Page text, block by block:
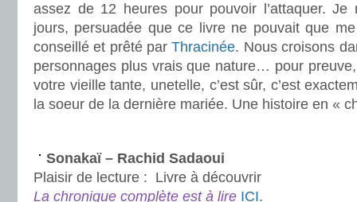
assez de 12 heures pour pouvoir l’attaquer. Je
jours, persuadée que ce livre ne pouvait que
conseillé et prêté parThracinée. Nous croisons
personnages plus vrais que nature… pour
votre vieille tante, unetelle, c’est sûr, c’est
la soeur de la dernière mariée. Une histoire en «
Sonakaï – Rachid Sadaoui
Plaisir de lecture : Livre à découvrir
La chronique complète est à lire ICI.